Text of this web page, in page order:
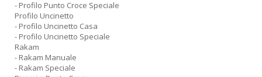
- Profilo Punto Croce Speciale
Profilo Uncinetto
- Profilo Uncinetto Casa
- Profilo Uncinetto Speciale
Rakam
- Rakam Manuale
- Rakam Speciale